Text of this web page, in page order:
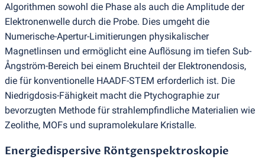
Algorithmen sowohl die Phase als auch die Amplitude der
Elektronenwelle durch die Probe. Dies umgeht die
Numerische-Apertur-Limitierungen physikalischer
Magnetlinsen und ermöglicht eine Auflösung im tiefen Sub-
Ångström-Bereich bei einem Bruchteil der Elektronendosis,
die für konventionelle HAADF-STEM erforderlich ist. Die
Niedrigdosis-Fähigkeit macht die Ptychographie zur
bevorzugten Methode für strahlempfindliche Materialien wie
Zeolithe, MOFs und supramolekulare Kristalle.
Energiedispersive Röntgenspektroskopie